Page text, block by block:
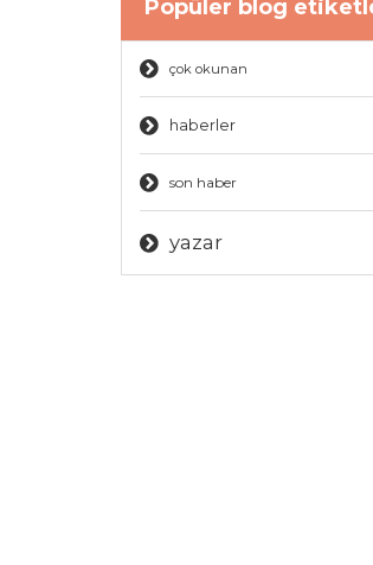
Popüler blog
çok okunan
haberler
son haber
yazar